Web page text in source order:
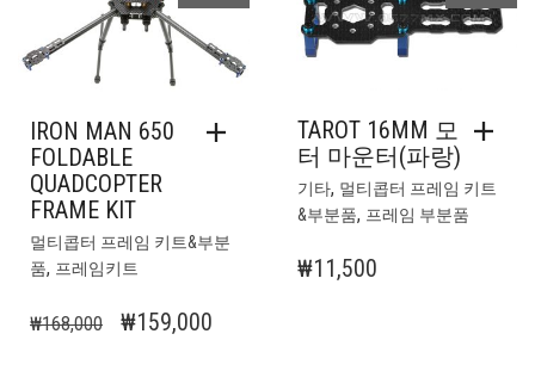
IRON MAN 650
FOLDABLE
QUADCOPTER
FRAME KIT
멀티콥터 프레임 키트&부분
품, 프레임키트
₩168,000
원
₩159,000
TAROT 16MM 모
터 마운터(파랑)
기타, 멀티콥터 프레임 키트
&부분품, 프레임 부분품
₩11,500